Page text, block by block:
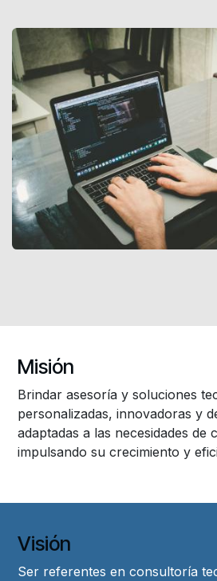
Misión
Brindar asesoría y soluciones
personalizadas, innovadoras y
adaptadas a las necesidades de
impulsando su crecimiento y
Visión
Ser referentes en consultoría